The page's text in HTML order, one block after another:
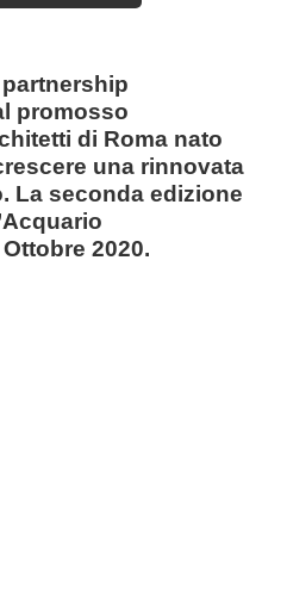
promosso
di Roma nato
una rinnovata
La seconda edizione
2020.